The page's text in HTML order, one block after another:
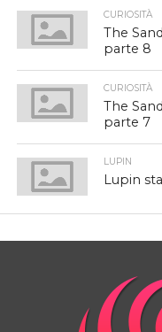
CURIOSITÀ
The
parte 8
CURIOSITÀ
The
parte 7
LUPIN
Lupin